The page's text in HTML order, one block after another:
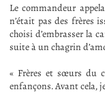
Le commandeur
n’était pas des frères
choisi d’embrasser la
suite à un chagrin
« Frères et sœurs du
enfançons. Avant cela,